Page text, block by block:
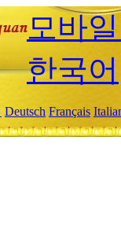
모바
한국어
Deutsch Français